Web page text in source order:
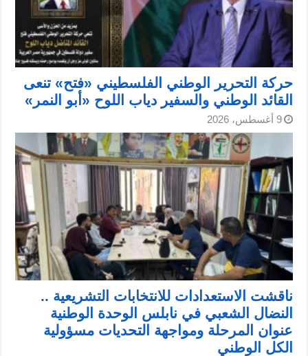
حركة التحرير الوطني الفلسطيني «فتح» تنعى
القائد الوطني والسفير دياب اللوح «أبو النمر»
9 أغسطس، 2026
ناقشت الاستعدادات للانتخابات التشريعية ..
النضال الشعبي في نابلس الوحدة الوطنية
عنوان المرحلة ومواجهة التحديات مسؤولية
الكل الوطني